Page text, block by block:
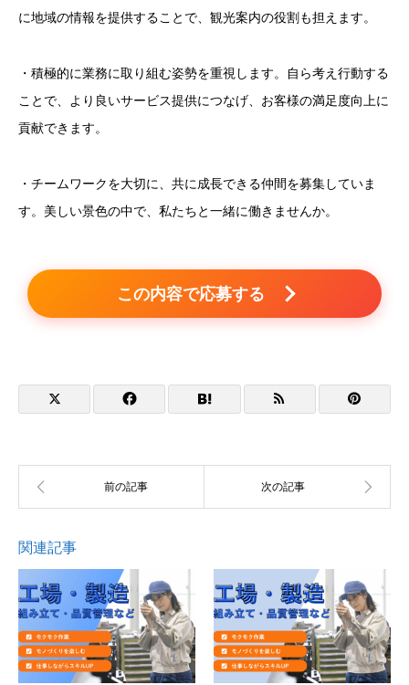
に地域の情報を提供することで、観光案内の役割も担えます。
・積極的に業務に取り組む姿勢を重視します。自ら考え行動する
ことで、より良いサービス提供につなげ、お客様の満足度向上に
貢献できます。
・チームワークを大切に、共に成長できる仲間を募集していま
す。美しい景色の中で、私たちと一緒に働きませんか。
この内容で応募する
関連記事